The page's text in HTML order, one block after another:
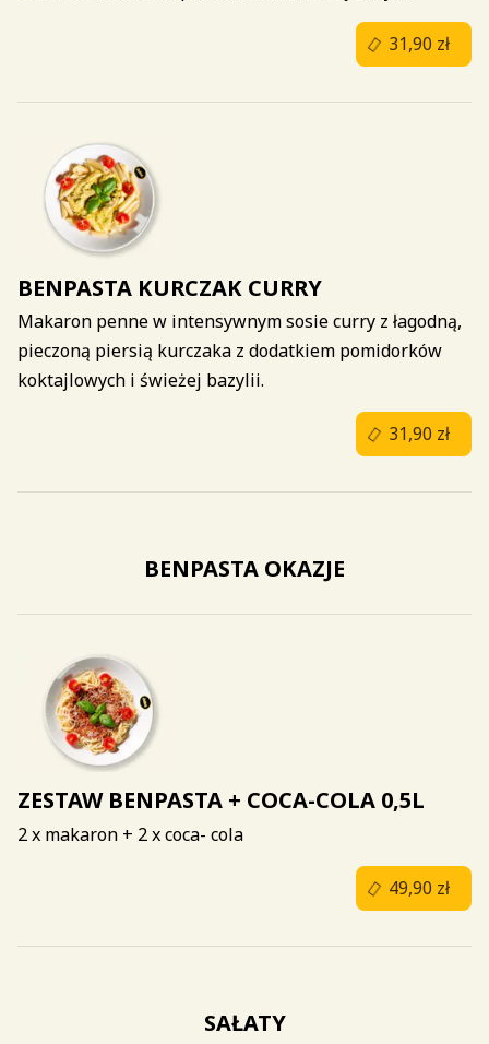
BENPASTA KURCZAK CURRY
Makaron penne w intensywnym sosie curry z łagodną,
pieczoną piersią kurczaka z dodatkiem pomidorków
koktajlowych i świeżej bazylii.
BENPASTA OKAZJE
ZESTAW BENPASTA + COCA-COLA 0,5L
2 x makaron + 2 x coca- cola
SAŁATY